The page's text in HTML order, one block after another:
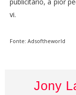
vi.
Fonte: Adsoftheworld
Jony